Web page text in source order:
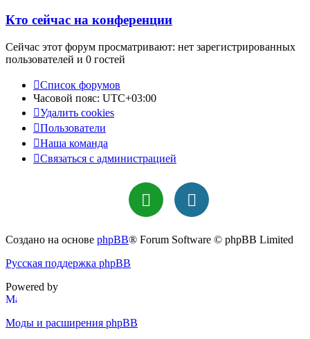
Кто сейчас на конференции
Сейчас этот форум просматривают: нет зарегистрированных
пользователей и 0 гостей
Список форумов
Часовой пояс: UTC+03:00
Удалить cookies
Пользователи
Наша команда
Связаться с администрацией
Создано на основе phpBB® Forum Software © phpBB Limited
Русская поддержка phpBB
Powered by
Моды и расширения phpBB